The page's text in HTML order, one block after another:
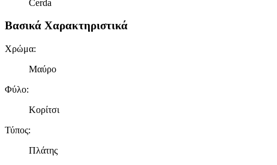
Cerda
Βασικά Χαρακτηριστικά
Χρώμα:
Μαύρο
Φύλο:
Κορίτσι
Τύπος:
Πλάτης